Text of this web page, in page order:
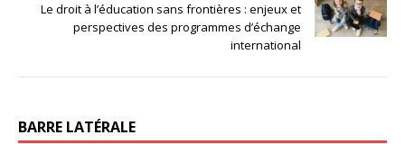
Le droit à l’éducation sans frontières : enjeux et
perspectives des programmes d’échange
international
BARRE LATÉRALE